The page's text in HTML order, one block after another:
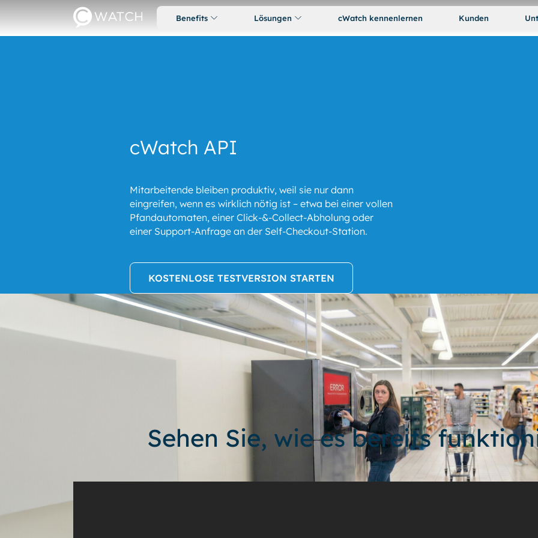
Benefits Lösungen cWatch kennenlernen Kunden
cWatch API
Mitarbeitende bleiben produktiv, weil sie nur dann
eingreifen, wenn es wirklich nötig ist – etwa bei einer vollen
Pfandautomaten, einer Click-&-Collect-Abholung oder
einer Support-Anfrage an der Self-Checkout-Station.
KOSTENLOSE TESTVERSION STARTEN
Sehen Sie, wie es bereits